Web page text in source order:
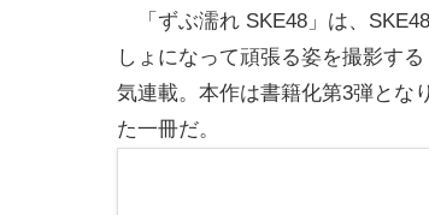
「ずぶ濡れ SKE48」は、
しょになって頑張る姿を撮影す
気連載。本作は書籍化第3弾とな
た一冊だ。